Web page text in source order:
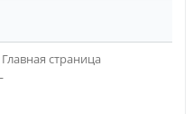
страница